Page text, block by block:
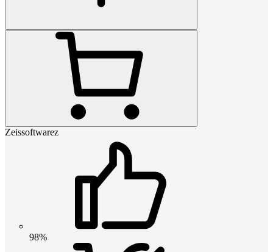
Zeissoftwarez
98%